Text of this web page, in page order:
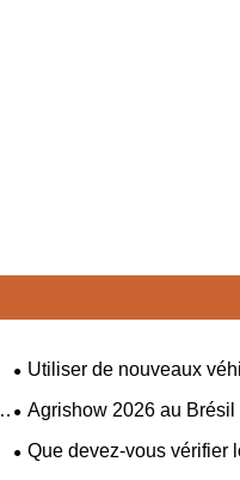
Utiliser de nouveaux
solidifier conjointement «
Chine et la Serbie.
​Agrishow 2026 au
machines agricoles
modernisation agricole en
Que devez-vous vérifier